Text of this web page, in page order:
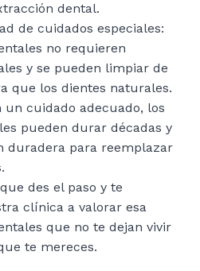
dental.
de cuidados especiales:
no requieren
y se pueden limpiar de
que los dientes naturales.
un cuidado adecuado, los
pueden durar décadas y
duradera para reemplazar
des el paso y te
clínica a valorar esa
que no te dejan vivir
te mereces.